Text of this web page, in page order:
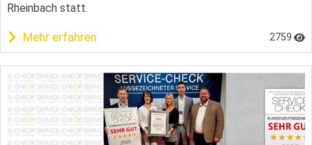
Rheinbach statt.
Mehr erfahren 2759